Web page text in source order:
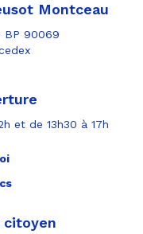
Montceau
BP 90069
et de 13h30 à 17h
citoyen